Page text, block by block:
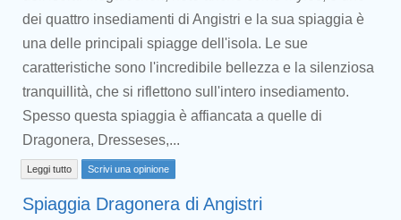
dei quattro insediamenti di Angistri e la sua spiaggia è
una delle principali spiagge dell'isola. Le sue
caratteristiche sono l'incredibile bellezza e la silenziosa
tranquillità, che si riflettono sull'intero insediamento.
Spesso questa spiaggia è affiancata a quelle di
Dragonera, Dresseses,...
Leggi tutto Scrivi una opinione
Spiaggia Dragonera di Angistri